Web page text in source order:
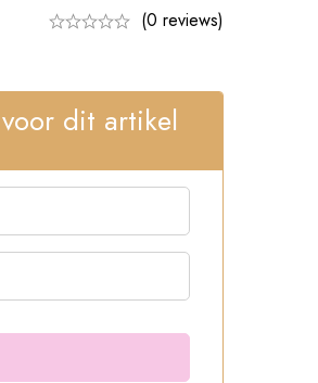
(0 reviews)
dit artikel